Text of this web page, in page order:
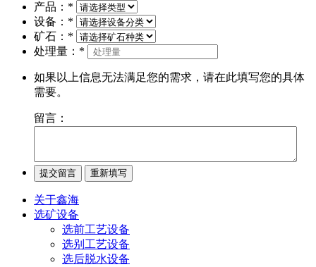
产品： *
设备： *
矿石： *
处理量： *
如果以上信息无法满足您的需求，请在此填写您的具体
需要。
留言：
关于鑫海
选矿设备
选前工艺设备
选别工艺设备
选后脱水设备